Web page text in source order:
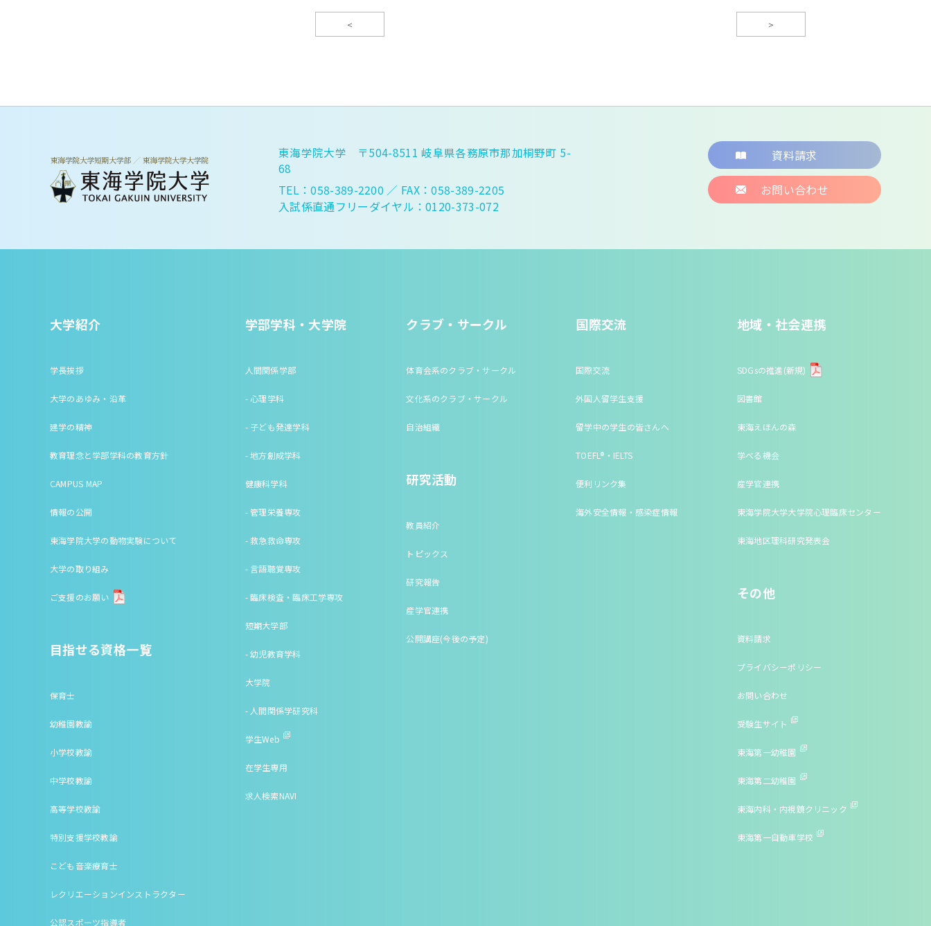
< >
東海学院大学 〒504-8511 岐阜県各務原市那加桐野町 5-
68
TEL：058-389-2200 ／ FAX：058-389-2205
入試係直通フリーダイヤル：0120-373-072
資料請求
お問い合わせ
大学紹介
学長挨拶
大学のあゆみ・沿革
建学の精神
教育理念と学部学科の教育方針
CAMPUS MAP
情報の公開
東海学院大学の動物実験について
大学の取り組み
ご支援のお願い
目指せる資格一覧
保育士
幼稚園教諭
小学校教諭
中学校教諭
高等学校教諭
特別支援学校教諭
こども音楽療育士
レクリエーションインストラクター
公認スポーツ指導者
学部学科・大学院
人間関係学部
- 心理学科
- 子ども発達学科
- 地方創成学科
健康科学科
- 管理栄養専攻
- 救急救命専攻
- 言語聴覚専攻
- 臨床検査・臨床工学専攻
短期大学部
- 幼児教育学科
大学院
- 人間関係学研究科
学生Web
在学生専用
求人検索NAVI
クラブ・サークル
体育会系のクラブ・サークル
文化系のクラブ・サークル
自治組織
研究活動
教員紹介
トピックス
研究報告
産学官連携
公開講座(今後の予定)
国際交流
国際交流
外国人留学生支援
留学中の学生の皆さんへ
TOEFL®・IELTS
便利リンク集
海外安全情報・感染症情報
地域・社会連携
SDGsの推進(新規)
図書館
東海えほんの森
学べる機会
産学官連携
東海学院大学大学院心理臨床センター
東海地区理科研究発表会
その他
資料請求
プライバシーポリシー
お問い合わせ
受験生サイト
東海第一幼稚園
東海第二幼稚園
東海内科・内視鏡クリニック
東海第一自動車学校